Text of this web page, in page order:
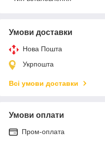
Умови доставки
Нова Пошта
Укрпошта
Всі умови доставки
Умови оплати
Пром-оплата